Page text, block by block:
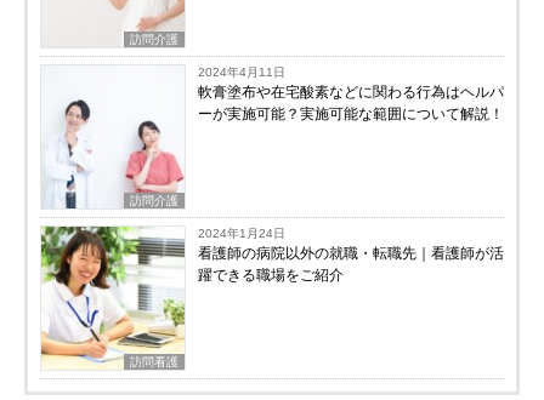
訪問介護
訪問介護
2024年4月11日
軟膏塗布や在宅酸素などに関わる行為はヘルパ
ーが実施可能？実施可能な範囲について解説！
訪問看護
2024年1月24日
看護師の病院以外の就職・転職先｜看護師が活
躍できる職場をご紹介